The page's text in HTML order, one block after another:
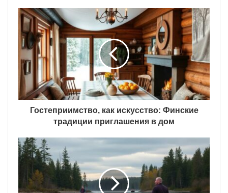
Гостеприимство, как искусство: Финские
традиции приглашения в дом